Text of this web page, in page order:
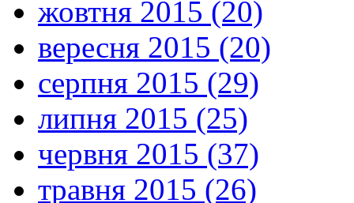
жовтня 2015 (20)
вересня 2015 (20)
серпня 2015 (29)
липня 2015 (25)
червня 2015 (37)
травня 2015 (26)